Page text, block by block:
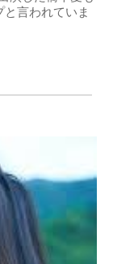
言われていま